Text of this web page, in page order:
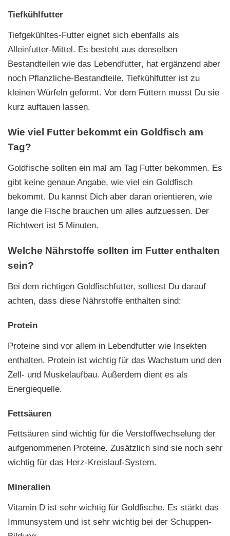
Tiefkühlfutter
Tiefgekühltes-Futter eignet sich ebenfalls als
Alleinfutter-Mittel. Es besteht aus denselben
Bestandteilen wie das Lebendfutter, hat ergänzend aber
noch Pflanzliche-Bestandteile. Tiefkühlfutter ist zu
kleinen Würfeln geformt. Vor dem Füttern musst Du sie
kurz auftauen lassen.
Wie viel Futter bekommt ein Goldfisch am
Tag?
Goldfische sollten ein mal am Tag Futter bekommen. Es
gibt keine genaue Angabe, wie viel ein Goldfisch
bekommt. Du kannst Dich aber daran orientieren, wie
lange die Fische brauchen um alles aufzuessen. Der
Richtwert ist 5 Minuten.
Welche Nährstoffe sollten im Futter enthalten
sein?
Bei dem richtigen Goldfischfutter, solltest Du darauf
achten, dass diese Nährstoffe enthalten sind:
Protein
Proteine sind vor allem in Lebendfutter wie Insekten
enthalten. Protein ist wichtig für das Wachstum und den
Zell- und Muskelaufbau. Außerdem dient es als
Energiequelle.
Fettsäuren
Fettsäuren sind wichtig für die Verstoffwechselung der
aufgenommenen Proteine. Zusätzlich sind sie noch sehr
wichtig für das Herz-Kreislauf-System.
Mineralien
Vitamin D ist sehr wichtig für Goldfische. Es stärkt das
Immunsystem und ist sehr wichtig bei der Schuppen-